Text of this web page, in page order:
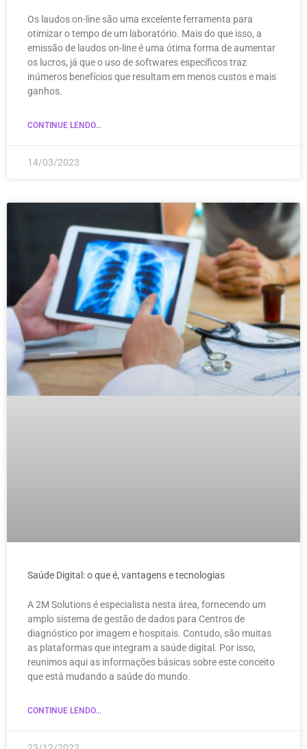
Os laudos on-line são uma excelente ferramenta para
otimizar o tempo de um laboratório. Mais do que isso, a
emissão de laudos on-line é uma ótima forma de aumentar
os lucros, já que o uso de softwares específicos traz
inúmeros benefícios que resultam em menos custos e mais
ganhos.
CONTINUE LENDO...
14/03/2023
Saúde Digital: o que é, vantagens e tecnologias
A 2M Solutions é especialista nesta área, fornecendo um
amplo sistema de gestão de dados para Centros de
diagnóstico por imagem e hospitais. Contudo, são muitas
as plataformas que integram a saúde digital. Por isso,
reunimos aqui as informações básicas sobre este conceito
que está mudando a saúde do mundo.
CONTINUE LENDO...